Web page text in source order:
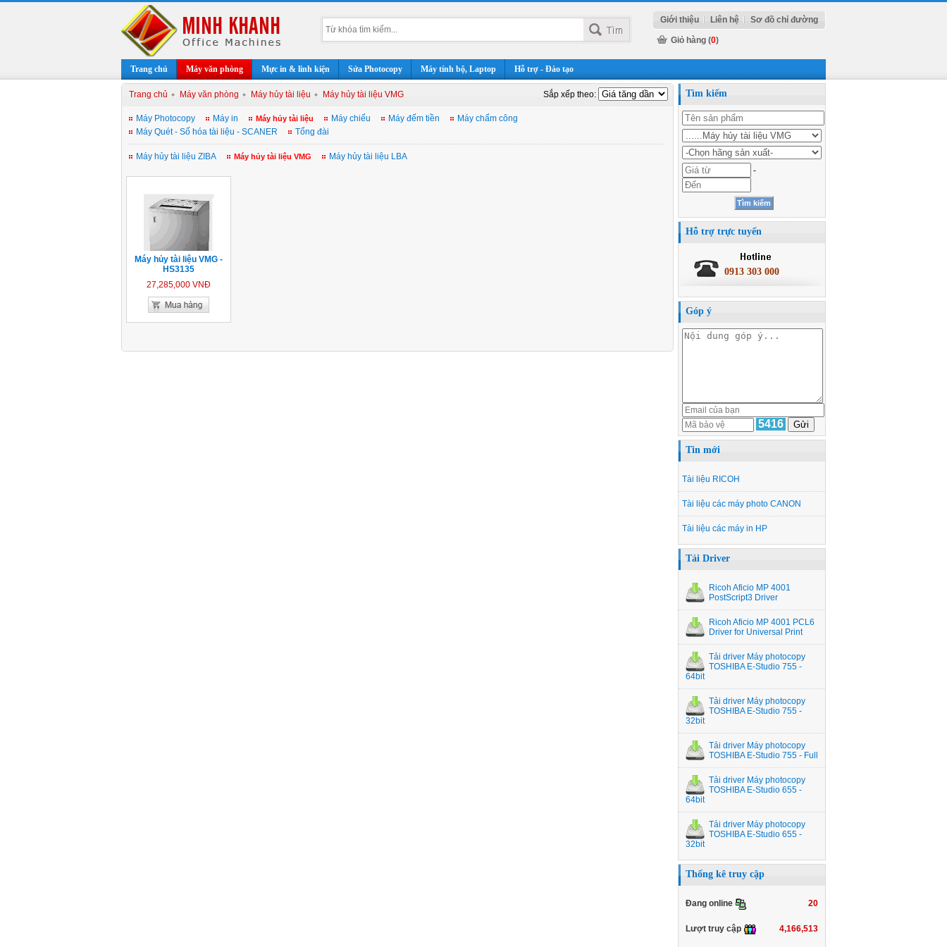
Giới thiệu Liên hệ Sơ đồ chỉ đường
Giỏ hàng (0)
Trang chủ Máy văn phòng Mực in & linh kiện Sửa Photocopy Máy tính bộ, Laptop Hỗ trợ - Đào tạo
Sắp xếp theo:
Trang chủ Máy văn phòng Máy hủy tài liệu Máy hủy tài liệu VMG
Máy Photocopy Máy in Máy hủy tài liệu Máy chiếu Máy đếm tiền
Máy chấm công
Máy Quét - Số hóa tài liệu - SCANER
Tổng đài
Máy hủy tài liệu ZIBA Máy hủy tài liệu VMG Máy hủy tài liệu LBA
Máy hủy tài liệu VMG -
HS3135
27,285,000 VNĐ
Tìm kiếm
-
Hỗ trợ trực tuyến
0913 303 000
Góp ý
5416
Tin mới
Tài liệu RICOH
Tài liệu các máy photo CANON
Tài liệu các máy in HP
Tải Driver
Ricoh Aficio MP 4001
PostScript3 Driver
Ricoh Aficio MP 4001 PCL6
Driver for Universal Print
Tải driver Máy photocopy
TOSHIBA E-Studio 755 -
64bit
Tải driver Máy photocopy
TOSHIBA E-Studio 755 -
32bit
Tải driver Máy photocopy
TOSHIBA E-Studio 755 - Full
Tải driver Máy photocopy
TOSHIBA E-Studio 655 -
64bit
Tải driver Máy photocopy
TOSHIBA E-Studio 655 -
32bit
Thống kê truy cập
20
Đang online
4,166,513
Lượt truy cập